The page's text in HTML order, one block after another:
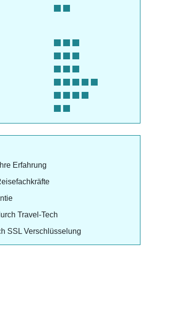
Erfahrung
Travel-Tech
SSL Verschlüsselung